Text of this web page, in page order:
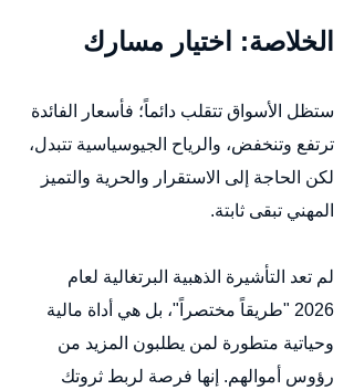
الخلاصة: اختيار مسارك
ستظل الأسواق تتقلب دائماً؛ فأسعار الفائدة
ترتفع وتنخفض، والرياح الجيوسياسية تتبدل،
لكن الحاجة إلى الاستقرار والحرية والتميز
المهني تبقى ثابتة.
لم تعد التأشيرة الذهبية البرتغالية لعام
2026 "طريقاً مختصراً"، بل هي أداة مالية
وحياتية متطورة لمن يطلبون المزيد من
رؤوس أموالهم. إنها فرصة لربط ثروتك